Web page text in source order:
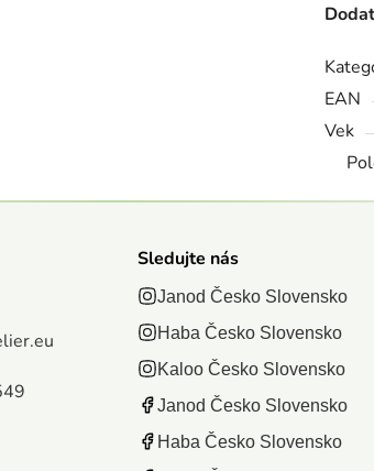
EAN
Vek
Sledujte nás
Janod Česko Slovensko
Haba Česko Slovensko
Kaloo Česko Slovensko
Janod Česko Slovensko
Haba Česko Slovensko